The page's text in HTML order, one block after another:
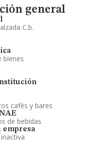
general
C.b.
bienes
cafés y bares
de bebidas
empresa
oficial y registral